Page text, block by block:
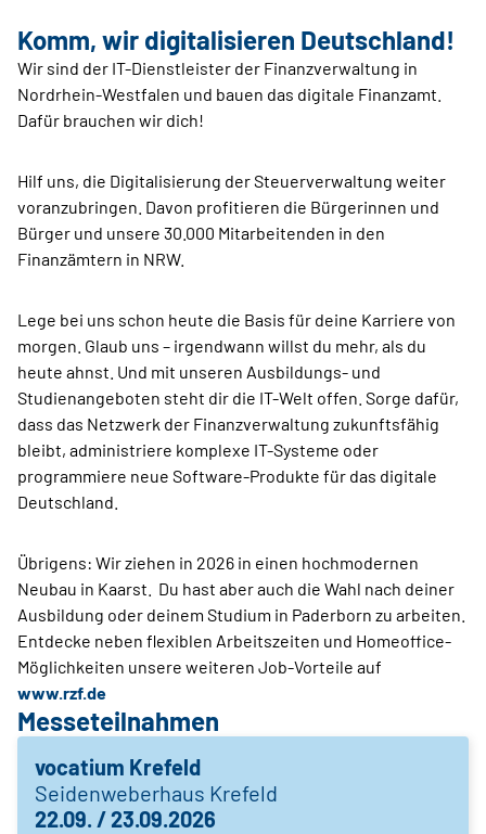
Komm, wir digitalisieren Deutschland!
Wir sind der IT-Dienstleister der Finanzverwaltung in
Nordrhein-Westfalen und bauen das digitale Finanzamt.
Dafür brauchen wir dich!
Hilf uns, die Digitalisierung der Steuerverwaltung weiter
voranzubringen. Davon profitieren die Bürgerinnen und
Bürger und unsere 30.000 Mitarbeitenden in den
Finanzämtern in NRW.
Lege bei uns schon heute die Basis für deine Karriere von
morgen. Glaub uns – irgendwann willst du mehr, als du
heute ahnst. Und mit unseren Ausbildungs- und
Studienangeboten steht dir die IT-Welt offen. Sorge dafür,
dass das Netzwerk der Finanzverwaltung zukunftsfähig
bleibt, administriere komplexe IT-Systeme oder
programmiere neue Software-Produkte für das digitale
Deutschland.
Übrigens: Wir ziehen in 2026 in einen hochmodernen
Neubau in Kaarst. Du hast aber auch die Wahl nach deiner
Ausbildung oder deinem Studium in Paderborn zu arbeiten.
Entdecke neben flexiblen Arbeitszeiten und Homeoffice-
Möglichkeiten unsere weiteren Job-Vorteile auf
www.rzf.de
Messeteilnahmen
vocatium Krefeld
Seidenweberhaus Krefeld
22.09. / 23.09.2026